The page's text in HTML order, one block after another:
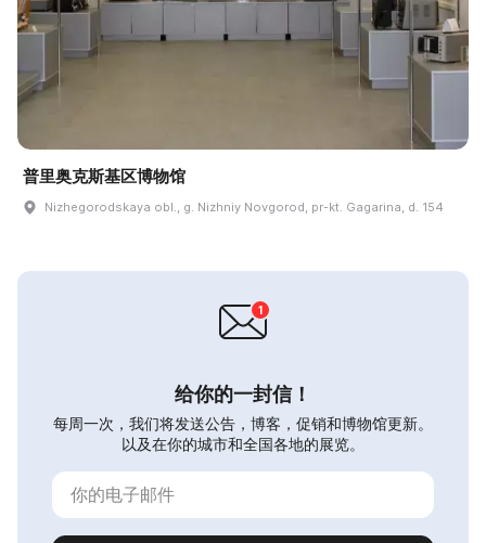
普里奥克斯基区博物馆
Nizhegorodskaya obl., g. Nizhniy Novgorod, pr-kt. Gagarina, d. 154
给你的一封信！
每周一次，我们将发送公告，博客，促销和博物馆更新。
以及在你的城市和全国各地的展览。